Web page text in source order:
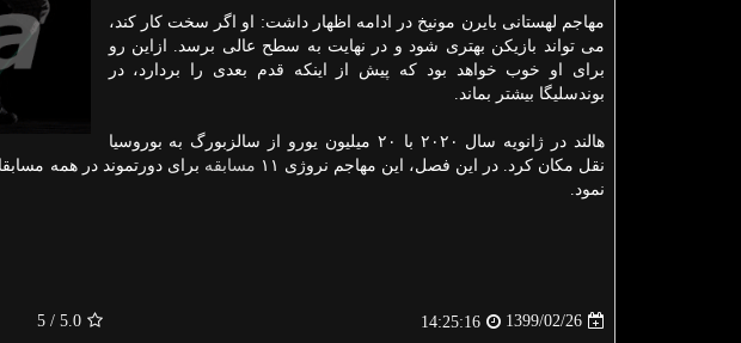
مهاجم لهستانی بایرن مونیخ در ادامه اظهار داشت: او اگر سخت کار کند،
می تواند بازیکن بهتری شود و در نهایت به سطح عالی برسد. ازاین رو
برای او خوب خواهد بود که پیش از اینکه قدم بعدی را بردارد، در
بوندسلیگا بیشتر بماند.
هالند در ژانویه سال ۲۰۲۰ با ۲۰ میلیون یورو از سالزبورگ به بوروسیا
نقل مکان کرد. در این فصل، این مهاجم نروژی ۱۱
مسابقه برای دورتموند در همه
نمود.
1399/02/26
14:25:16
5.0
/ 5